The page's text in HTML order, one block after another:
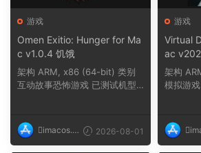
游戏
Omen Exitio: Hunger for Ma
c v1.0.4 饥饿
架构 ARM, x86 (64-bit) 类别
互动故事恐怖游戏 已测试机型
imacos.t
op
2026-08-01
游戏
Virtual
ac
校
架构
模拟游
op